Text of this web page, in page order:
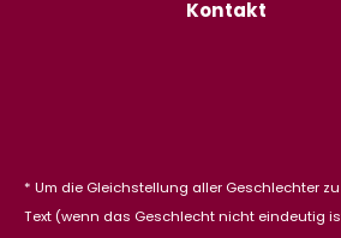
Kontakt
* Um die Gleichstellung aller Geschlechter
Text (wenn das Geschlecht nicht eindeutig